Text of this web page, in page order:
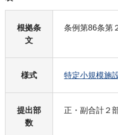
根拠条
文
条例第86条第
様式 特定小規模施
提出部
数
正・副合計２